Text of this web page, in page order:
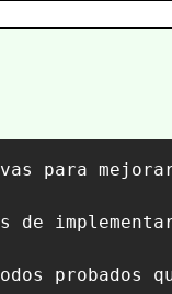
para
de
probados